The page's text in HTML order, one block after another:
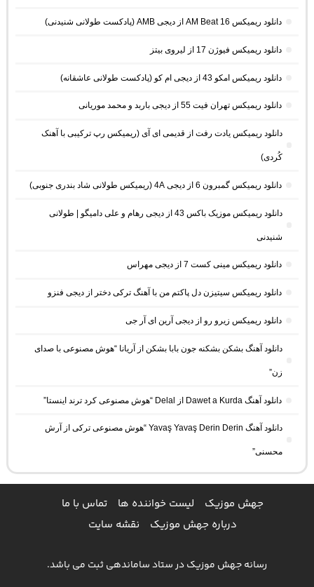
دانلود ریمیکس AM Beat 16 از دیجی AMB (پادکست طولانی شنیدنی)
دانلود ریمیکس فیوژن 17 از لیروی بیتز
دانلود ریمیکس امکو 43 از دیجی ام کو (پادکست طولانی عاشقانه)
دانلود ریمیکس تهران فیت 55 از دیجی باربد و محمد موریانی
دانلود ریمیکس یادت رفت از قدیمی ای آی (ریمیکس رپ ترکیبی با آهنک
کُردی)
دانلود ریمیکس گمبرون 6 از دیجی 4A (ریمیکس طولانی شاد بندری جنوبی)
دانلود ریمیکس موزیک باکس 43 از دیجی رهام و علی دامیگو | طولانی
شنیدنی
دانلود ریمیکس مینی کست 7 از دیجی مهراس
دانلود ریمیکس سیتیزن دل پاکتم من با آهنگ ترکی دختر از دیجی فنزو
دانلود ریمیکس زیرو رو از دیجی آرین ای آر جی
دانلود آهنگ بشکن بشکنه جون بابا بشکن از آریانا “هوش مصنوعی با صدای
زن”
دانلود آهنگ Dawet a Kurda از Delal “هوش مصنوعی کرد ترند اینستا”
دانلود آهنگ Yavaş Yavaş Derin Derin “هوش مصنوعی ترکی از آرش
محسنی”
جهش موزیک لیست خواننده ها
تماس با ما
درباره جهش موزیک
نقشه سایت
رسانه جهش موزیک در ستاد ساماندهی ثبت می باشد.